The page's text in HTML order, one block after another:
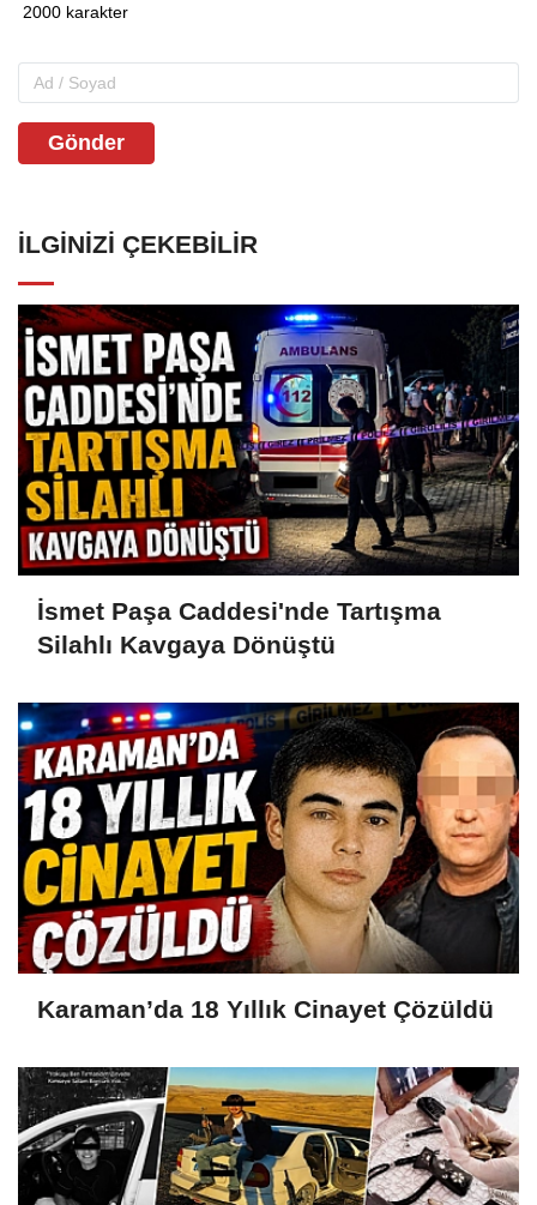
Gönder
İLGINIZI ÇEKEBILIR
İsmet Paşa Caddesi'nde Tartışma
Silahlı Kavgaya Dönüştü
Karaman’da 18 Yıllık Cinayet Çözüldü